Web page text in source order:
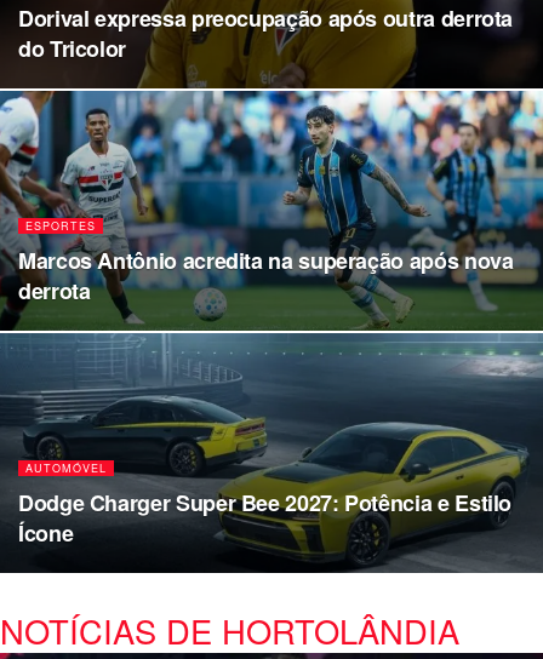
Dorival expressa preocupação após outra derrota
do Tricolor
ESPORTES
Marcos Antônio acredita na superação após nova
derrota
AUTOMÓVEL
Dodge Charger Super Bee 2027: Potência e Estilo
Ícone
NOTÍCIAS DE HORTOLÂNDIA